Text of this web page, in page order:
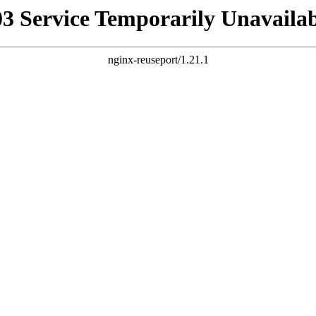
Service Temporarily
nginx-reuseport/1.21.1